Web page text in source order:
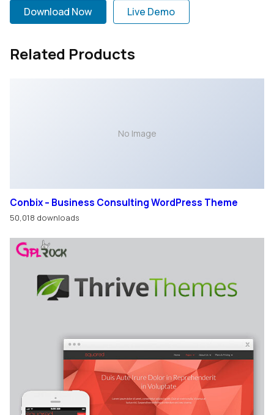
Download Now
Live Demo
Related Products
No Image
Conbix – Business Consulting WordPress Theme
50,018 downloads